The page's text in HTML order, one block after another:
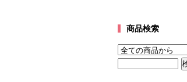
商品検索